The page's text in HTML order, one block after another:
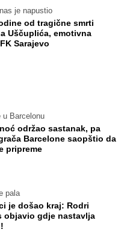
je napustio
od tragične smrti
Uščuplića, emotivna
Sarajevo
u Barcelonu
održao sastanak, pa
Barcelone saopštio da
pripreme
pala
je došao kraj: Rodri
objavio gdje nastavlja